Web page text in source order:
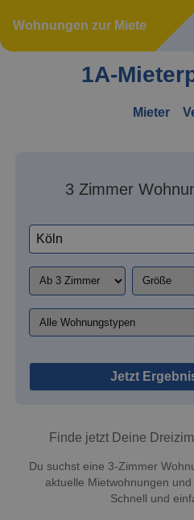
Wohnungen zur Miete
1A-
Mieter
3 Zimmer
Jetzt
Finde jetzt Deine
Du suchst eine 3-Zimmer
aktuelle Mietwohnungen
Schnell und